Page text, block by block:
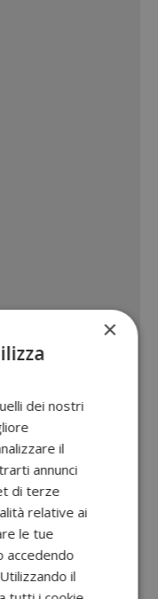
×
dei nostri
il
annunci
di terze
relative ai
le tue
accedendo
il